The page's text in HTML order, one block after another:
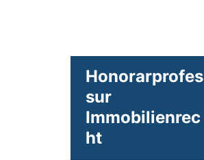
Honorarprofes
sur
Immobilienrec
ht